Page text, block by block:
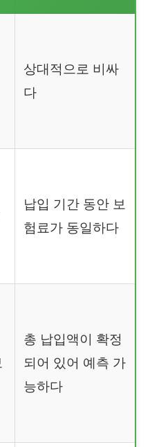
상대적으로 비싸
다
납입 기간 동안 보
험료가 동일하다
총 납입액이 확정
되어 있어 예측 가
능하다